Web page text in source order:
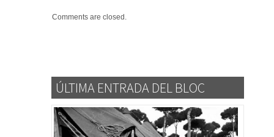
Comments are closed.
ÚLTIMA ENTRADA DEL BLOC